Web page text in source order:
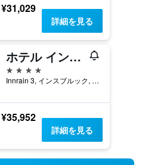
¥31,029
詳細を見る
ホテル インスブルック
4つ星
Innrain 3, インスブルック, チロル州, オーストリア
¥35,952
詳細を見る